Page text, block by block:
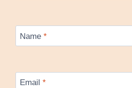
Name *
Email *